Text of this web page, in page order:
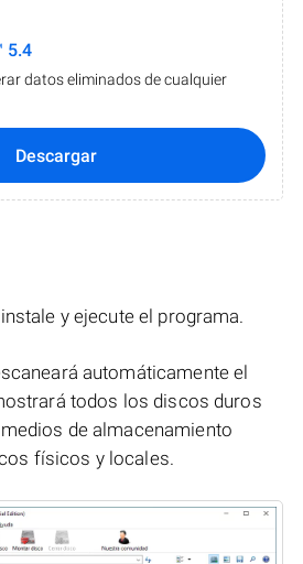
5.4
datos eliminados de cualquier
Descargar
y ejecute el programa.
automáticamente el
todos los discos duros
de almacenamiento
físicos y locales.